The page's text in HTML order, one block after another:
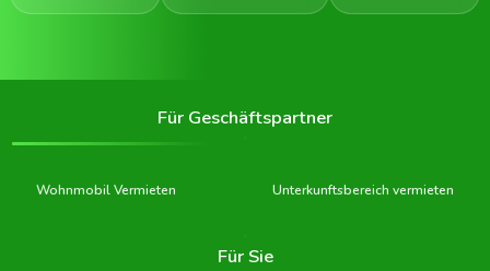
Für Geschäftspartner
Wohnmobil Vermieten Unterkunftsbereich vermieten
Für Sie